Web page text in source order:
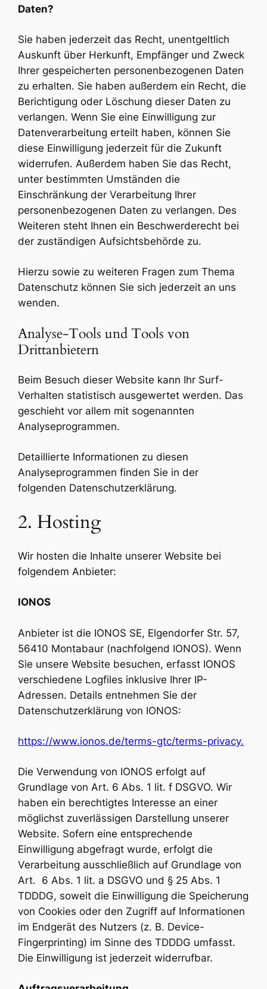
Daten?
Sie haben jederzeit das Recht, unentgeltlich
Auskunft über Herkunft, Empfänger und Zweck
Ihrer gespeicherten personenbezogenen Daten
zu erhalten. Sie haben außerdem ein Recht, die
Berichtigung oder Löschung dieser Daten zu
verlangen. Wenn Sie eine Einwilligung zur
Datenverarbeitung erteilt haben, können Sie
diese Einwilligung jederzeit für die Zukunft
widerrufen. Außerdem haben Sie das Recht,
unter bestimmten Umständen die
Einschränkung der Verarbeitung Ihrer
personenbezogenen Daten zu verlangen. Des
Weiteren steht Ihnen ein Beschwerderecht bei
der zuständigen Aufsichtsbehörde zu.
Hierzu sowie zu weiteren Fragen zum Thema
Datenschutz können Sie sich jederzeit an uns
wenden.
Analyse-Tools und Tools von
Drittanbietern
Beim Besuch dieser Website kann Ihr Surf-
Verhalten statistisch ausgewertet werden. Das
geschieht vor allem mit sogenannten
Analyseprogrammen.
Detaillierte Informationen zu diesen
Analyseprogrammen finden Sie in der
folgenden Datenschutzerklärung.
2. Hosting
Wir hosten die Inhalte unserer Website bei
folgendem Anbieter:
IONOS
Anbieter ist die IONOS SE, Elgendorfer Str. 57,
56410 Montabaur (nachfolgend IONOS). Wenn
Sie unsere Website besuchen, erfasst IONOS
verschiedene Logfiles inklusive Ihrer IP-
Adressen. Details entnehmen Sie der
Datenschutzerklärung von IONOS:
https://www.ionos.de/terms-gtc/terms-privacy.
Die Verwendung von IONOS erfolgt auf
Grundlage von Art. 6 Abs. 1 lit. f DSGVO. Wir
haben ein berechtigtes Interesse an einer
möglichst zuverlässigen Darstellung unserer
Website. Sofern eine entsprechende
Einwilligung abgefragt wurde, erfolgt die
Verarbeitung ausschließlich auf Grundlage von
Art. 6 Abs. 1 lit. a DSGVO und § 25 Abs. 1
TDDDG, soweit die Einwilligung die Speicherung
von Cookies oder den Zugriff auf Informationen
im Endgerät des Nutzers (z. B. Device-
Fingerprinting) im Sinne des TDDDG umfasst.
Die Einwilligung ist jederzeit widerrufbar.